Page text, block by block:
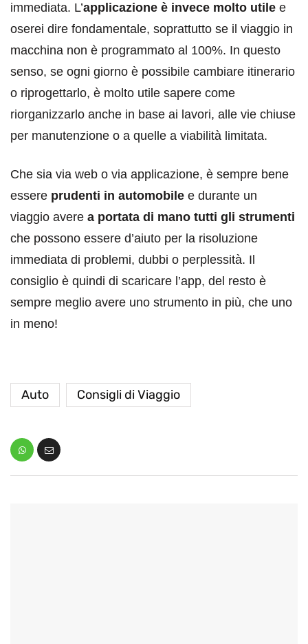
immediata. L’applicazione è invece molto utile e
oserei dire fondamentale, soprattutto se il viaggio in
macchina non è programmato al 100%. In questo
senso, se ogni giorno è possibile cambiare itinerario
o riprogettarlo, è molto utile sapere come
riorganizzarlo anche in base ai lavori, alle vie chiuse
per manutenzione o a quelle a viabilità limitata.
Che sia via web o via applicazione, è sempre bene
essere prudenti in automobile e durante un
viaggio avere a portata di mano tutti gli strumenti
che possono essere d’aiuto per la risoluzione
immediata di problemi, dubbi o perplessità. Il
consiglio è quindi di scaricare l’app, del resto è
sempre meglio avere uno strumento in più, che uno
in meno!
Auto Consigli di Viaggio